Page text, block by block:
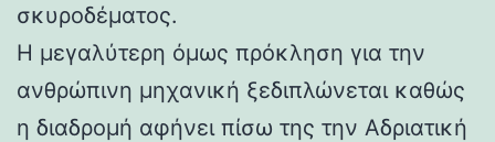
σκυροδέματος.
Η μεγαλύτερη όμως πρόκληση για την
ανθρώπινη μηχανική ξεδιπλώνεται καθώς
η διαδρομή αφήνει πίσω της την Αδριατική